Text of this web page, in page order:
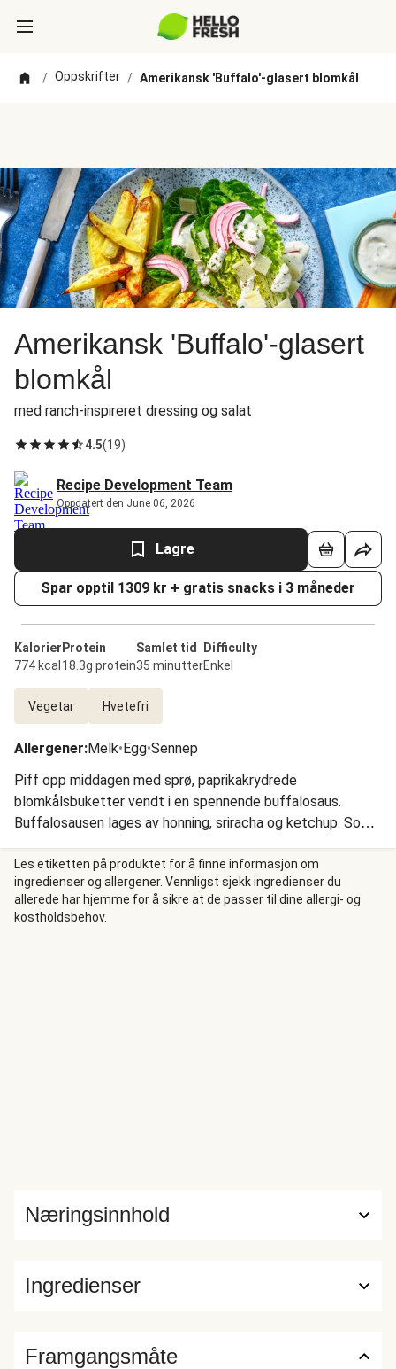
/ Oppskrifter / Amerikansk 'Buffalo'-glasert blomkål
Amerikansk 'Buffalo'-glasert
blomkål
med ranch-inspireret dressing og salat
4.5(19)
Recipe Development Team
Oppdatert den June 06, 2026
Lagre
Spar opptil 1309 kr + gratis snacks i 3 måneder
Kalorier
774 kcal
Protein
18.3g protein
Samlet tid
35 minutter
Difficulty
Enkel
Vegetar Hvetefri
Allergener:Melk•Egg•Sennep
Piff opp middagen med sprø, paprikakrydrede
blomkålsbuketter vendt i en spennende buffalosaus.
Buffalosausen lages av honning, sriracha og ketchup. Som
tilbehør kan vi friste med hjemmelagde fries, frisk salat,
samt en hjemmelaget og fyldig gressløkdressing.
Les etiketten på produktet for å finne informasjon om
ingredienser og allergener. Vennligst sjekk ingredienser du
allerede har hjemme for å sikre at de passer til dine allergi- og
kostholdsbehov.
Ingredienser
Næringsinnhold
Framgangsmåte